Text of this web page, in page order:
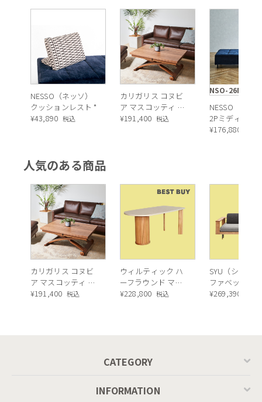
NESSO（ネッソ）
クッションレスト *
¥43,890 税込
カリガリス コヌビ
ア マスコッティ 伸
長・昇降式テーブ
¥191,400 税込
NSO-26NM-BK
NESSO（ネッ
2Pミディアム
ムレスソファ
¥176,880
人気のある商品
カリガリス コヌビ
ア マスコッティ 伸
長・昇降式テーブ
¥191,400 税込
ウィルティック ハ
ーフラウンド マテ
ィエラ塗装 ダイニ
¥228,800 税込
SYU（シュウ
ファベッド（
ュラル）
¥269,390
CATEGORY
INFORMATION